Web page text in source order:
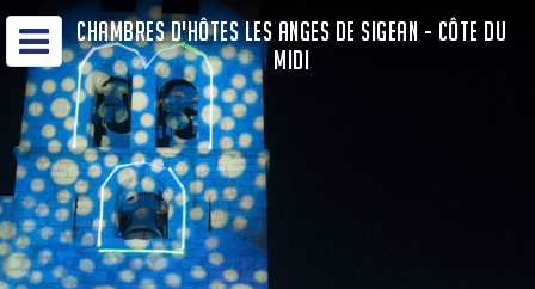
CHAMBRES D'HÔTES LES ANGES DE SIGEAN - CÔTE DU
MIDI